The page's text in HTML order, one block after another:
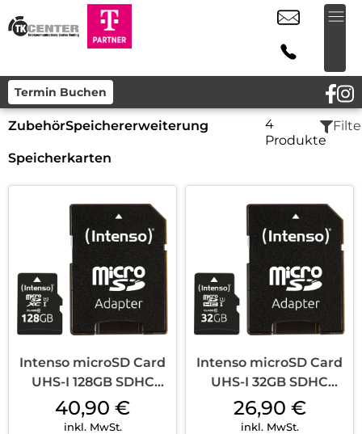
Termin Buchen
ZubehörSpeichererweiterung
Speicherkarten
4
Produkte
Intenso microSD Card
UHS-I 128GB SDHC
Performance Schwarz
40,90 €
inkl. MwSt.
Intenso microSD Card
UHS-I 32GB SDHC
Performance Schwarz
26,90 €
inkl. MwSt.